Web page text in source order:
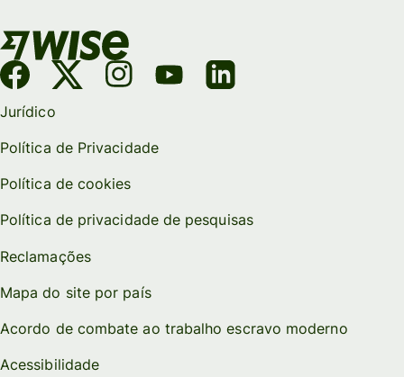
Jurídico
Política de Privacidade
Política de cookies
Política de privacidade de pesquisas
Reclamações
Mapa do site por país
Acordo de combate ao trabalho escravo moderno
Acessibilidade